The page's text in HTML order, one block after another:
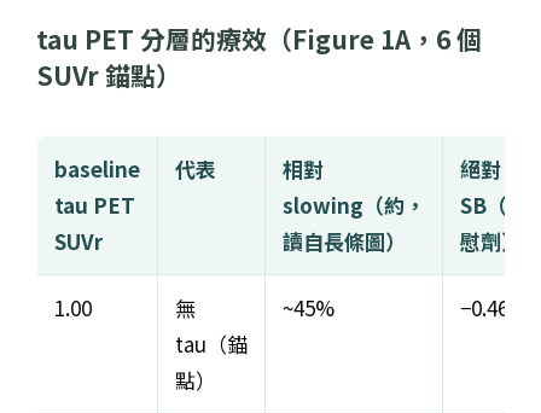
tau PET 分層的療效（Figure 1A，6 個
SUVr 錨點）
baseline
tau PET
SUVr
代表
相對
slowing（約，
讀自長條圖）
絕對 Δ
SB（
慰劑）
1.00
無
tau（錨
點）
~45% −0.46